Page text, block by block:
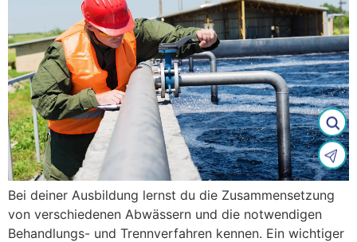
Bei deiner Ausbildung lernst du die Zusammensetzung
von verschiedenen Abwässern und die notwendigen
Behandlungs- und Trennverfahren kennen. Ein wichtiger